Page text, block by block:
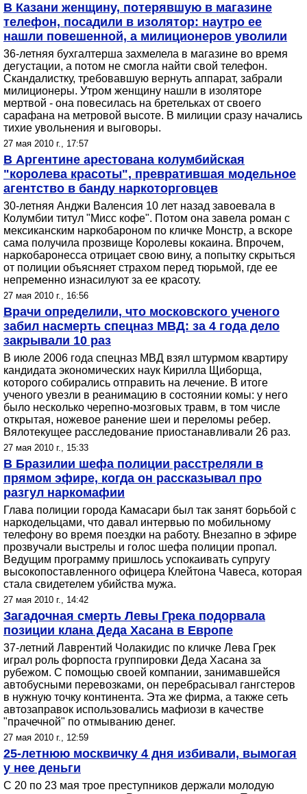
В Казани женщину, потерявшую в магазине
телефон, посадили в изолятор: наутро ее
нашли повешенной, а милиционеров уволили
36-летняя бухгалтерша захмелела в магазине во время
дегустации, а потом не смогла найти свой телефон.
Скандалистку, требовавшую вернуть аппарат, забрали
милиционеры. Утром женщину нашли в изоляторе
мертвой - она повесилась на бретельках от своего
сарафана на метровой высоте. В милиции сразу начались
тихие увольнения и выговоры.
27 мая 2010 г., 17:57
В Аргентине арестована колумбийская
"королева красоты", превратившая модельное
агентство в банду наркоторговцев
30-летняя Анджи Валенсия 10 лет назад завоевала в
Колумбии титул "Мисс кофе". Потом она завела роман с
мексиканским наркобароном по кличке Монстр, а вскоре
сама получила прозвище Королевы кокаина. Впрочем,
наркобаронесса отрицает свою вину, а попытку скрыться
от полиции объясняет страхом перед тюрьмой, где ее
непременно изнасилуют за ее красоту.
27 мая 2010 г., 16:56
Врачи определили, что московского ученого
забил насмерть спецназ МВД: за 4 года дело
закрывали 10 раз
В июле 2006 года спецназ МВД взял штурмом квартиру
кандидата экономических наук Кирилла Щиборща,
которого собирались отправить на лечение. В итоге
ученого увезли в реанимацию в состоянии комы: у него
было несколько черепно-мозговых травм, в том числе
открытая, ножевое ранение шеи и переломы ребер.
Вялотекущее расследование приостанавливали 26 раз.
27 мая 2010 г., 15:33
В Бразилии шефа полиции расстреляли в
прямом эфире, когда он рассказывал про
разгул наркомафии
Глава полиции города Камасари был так занят борьбой с
наркодельцами, что давал интервью по мобильному
телефону во время поездки на работу. Внезапно в эфире
прозвучали выстрелы и голос шефа полиции пропал.
Ведущим программу пришлось успокаивать супругу
высокопоставленного офицера Клейтона Чавеса, которая
стала свидетелем убийства мужа.
27 мая 2010 г., 14:42
Загадочная смерть Левы Грека подорвала
позиции клана Деда Хасана в Европе
37-летний Лаврентий Чолакидис по кличке Лева Грек
играл роль форпоста группировки Деда Хасана за
рубежом. С помощью своей компании, занимавшейся
автобусными перевозками, он перебрасывал гангстеров
в нужную точку континента. Эта же фирма, а также сеть
автозаправок использовались мафиози в качестве
"прачечной" по отмыванию денег.
27 мая 2010 г., 12:59
25-летнюю москвичку 4 дня избивали, вымогая
у нее деньги
С 20 по 23 мая трое преступников держали молодую